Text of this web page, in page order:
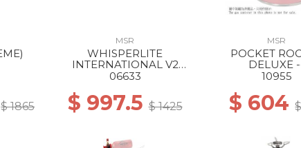
$ 1865
MSR
WHISPERLITE
INTERNATIONAL V2
STOVE --
06633
$ 997.5$ 1425
MSR
POCKET
DELUXE
10955
$ 604